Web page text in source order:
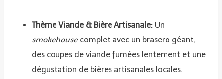
Thème Viande & Bière Artisanale: Un
smokehousecomplet avec un brasero géant,
des coupes de viande fumées lentement et une
dégustation de bières artisanales locales.